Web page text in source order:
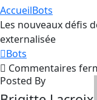
AccueilBots
Les nouveaux défis
externalisée
Bots
Commentaires
Posted By